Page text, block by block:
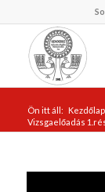
Ön itt áll: Kezdőlap
Vizsgaelőadás